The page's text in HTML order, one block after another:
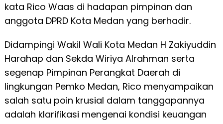
kata Rico Waas di hadapan pimpinan dan
anggota DPRD Kota Medan yang berhadir.
Didampingi Wakil Wali Kota Medan H Zakiyuddin
Harahap dan Sekda Wiriya Alrahman serta
segenap Pimpinan Perangkat Daerah di
lingkungan Pemko Medan, Rico menyampaikan
salah satu poin krusial dalam tanggapannya
adalah klarifikasi mengenai kondisi keuangan